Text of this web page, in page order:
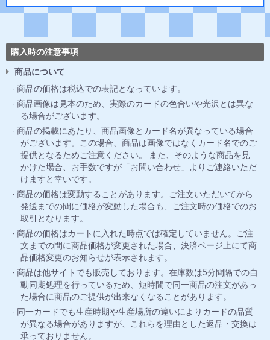
購入時の注意事項
商品について
商品の価格は税込での表記となっています。
商品画像は見本のため、実際のカードの色合いや光沢とは異な
る場合がございます。
商品の掲載にあたり、商品画像とカード名が異なっている場合
がございます。この場合、商品は画像ではなくカード名でのご
提供となるためご注意ください。 また、そのような商品を見
かけた場合、お手数ですが「お問い合わせ」よりご連絡いただ
けますと幸いです。
商品の価格は変動することがあります。ご注文いただいてから
発送までの間に価格が変動した場合も、ご注文時の価格でのお
取引となります。
商品の価格はカートに入れた時点では確定していません。ご注
文までの間に商品価格が変更された場合、決済ページ上にて商
品価格変更のお知らせが表示されます。
商品は他サイトでも販売しております。在庫数は5分間隔での自
動同期処理を行っているため、短時間で同一商品の注文があっ
た場合に商品のご提供が出来なくなることがあります。
同一カードでも生産時期や生産場所の違いによりカードの品質
が異なる場合がありますが、これらを理由とした返品・交換は
承っておりません。